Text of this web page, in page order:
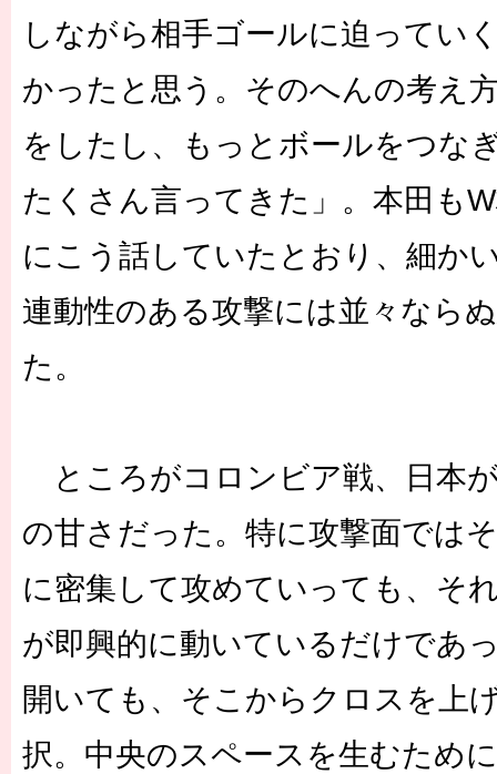
しながら相手ゴールに迫ってい
かったと思う。そのへんの考え
をしたし、もっとボールをつな
たくさん言ってきた」。本田も
にこう話していたとおり、細か
連動性のある攻撃には並々なら
た。
ところがコロンビア戦、日本
の甘さだった。特に攻撃面では
に密集して攻めていっても、そ
が即興的に動いているだけであ
開いても、そこからクロスを上
択。中央のスペースを生むため